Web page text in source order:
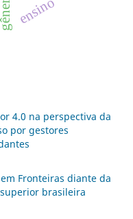
ensino
gênero
4.0 na perspectiva da
por gestores
Fronteiras diante da
brasileira